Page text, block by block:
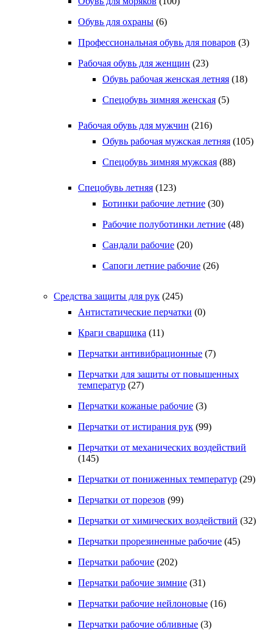
Обувь для охраны (6)
Профессиональная обувь для поваров (3)
Рабочая обувь для женщин (23)
Обувь рабочая женская летняя (18)
Спецобувь зимняя женская (5)
Рабочая обувь для мужчин (216)
Обувь рабочая мужская летняя (105)
Спецобувь зимняя мужская (88)
Спецобувь летняя (123)
Ботинки рабочие летние (30)
Рабочие полуботинки летние (48)
Сандали рабочие (20)
Сапоги летние рабочие (26)
Средства защиты для рук (245)
Антистатические перчатки (0)
Краги сварщика (11)
Перчатки антивибрационные (7)
Перчатки для защиты от повышенных
температур (27)
Перчатки кожаные рабочие (3)
Перчатки от истирания рук (99)
Перчатки от механических воздействий
(145)
Перчатки от пониженных температур (29)
Перчатки от порезов (99)
Перчатки от химических воздействий (32)
Перчатки прорезиненные рабочие (45)
Перчатки рабочие (202)
Перчатки рабочие зимние (31)
Перчатки рабочие нейлоновые (16)
Перчатки рабочие обливные (3)